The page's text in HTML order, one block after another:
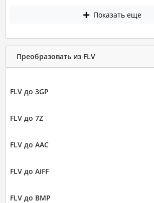
Показать еще
Преобразовать из FLV
FLV до 3GP
FLV до 7Z
FLV до AAC
FLV до AIFF
FLV до BMP